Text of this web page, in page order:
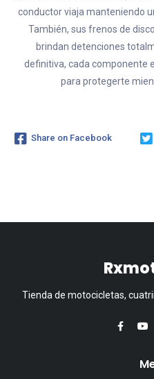
conductor viaja manteniendo
También, sus frenos de
brindan detenciones
definitiva, cada componente
para protegerte
Share on Facebook
Tienda de motocicletas,